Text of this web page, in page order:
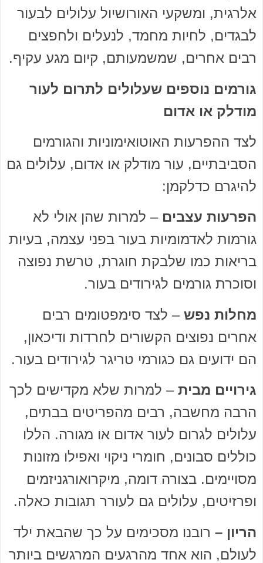
אלרגית, ומשקעי האורושיול עלולים לבעור
לבגדים, לחיות מחמד, לנעלים ולחפצים
רבים אחרים, שמשמעותם, קיום מגע עקיף.
גורמים נוספים שעלולים לתרום לעור
מודלק או אדום
לצד ההפרעות האוטואימוניות והגורמים
הסביבתיים, עור מודלק או אדום, עלולים גם
להיגרם כדלקמן:
הפרעות עצבים – למרות שהן אולי לא
גורמות לאדמומיות בעור בפני עצמה, בעיות
בריאות כמו שלבקת חוגרת, טרשת נפוצה
וסוכרת גורמים לגירודים בעור.
מחלות נפש – לצד סימפטומים רבים
אחרים נפוצים הקשורים לחרדות ודיכאון,
הם ידועים גם כגורמי טריגר לגירודים בעור.
גירויים מבית – למרות שלא מקדישים לכך
הרבה מחשבה, רבים מהפריטים בבתים,
עלולים לגרום לעור אדום או מגורה. הללו
כוללים סבונים, חומרי ניקוי ואפילו מזונות
מסויימים. בצורה דומה, מיקרואורגניזמים
ופרזיטים, עלולים גם לעורר תגובות כאלה.
הריון – רובנו מסכימים על כך שהבאת ילד
לעולם, הוא אחד מהרגעים המרגשים ביותר